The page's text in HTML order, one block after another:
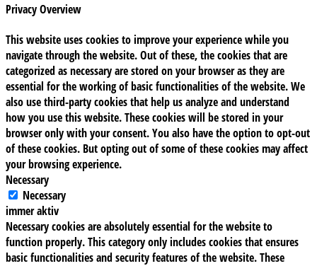
Privacy Overview
This website uses cookies to improve your experience while you
navigate through the website. Out of these, the cookies that are
categorized as necessary are stored on your browser as they are
essential for the working of basic functionalities of the website. We
also use third-party cookies that help us analyze and understand
how you use this website. These cookies will be stored in your
browser only with your consent. You also have the option to opt-out
of these cookies. But opting out of some of these cookies may affect
your browsing experience.
Necessary
Necessary
immer aktiv
Necessary cookies are absolutely essential for the website to
function properly. This category only includes cookies that ensures
basic functionalities and security features of the website. These